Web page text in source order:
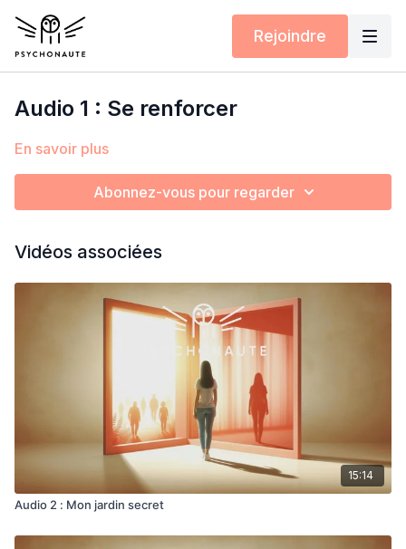
Rejoindre
Audio 1 : Se renforcer
En savoir plus
Abonnez-vous pour regarder
Vidéos associées
15:14
Audio 2 : Mon jardin secret